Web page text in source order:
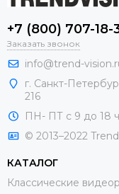
+7 (800) 707-18-
Заказать звонок
info@trend-
г. Санкт-
216
ПН- ПТ с 9 до 18
© 2013–2022
КАТАЛОГ
Классические